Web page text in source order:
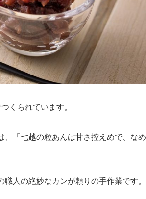
くられています。
「七越の粒あんは甘さ控えめで、なめ
人の絶妙なカンが頼りの手作業です。